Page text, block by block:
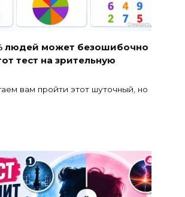
людей может безошибочно
тест на зрительную
вам пройти этот шуточный, но